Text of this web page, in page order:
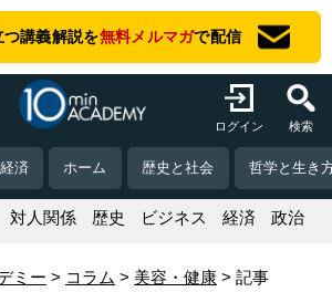
つ講義解説を無料メルマガで配信
ログイン 検索
済 ホーム 歴史と社会 哲学と生き
対人関係 歴史 ビジネス 経済 政治
ミー コラム 美容・健康 記事